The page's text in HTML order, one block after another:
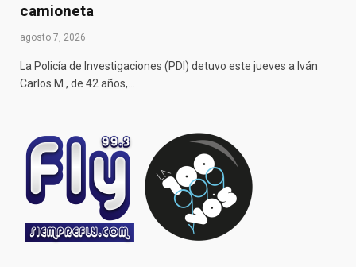
camioneta
agosto 7, 2026
La Policía de Investigaciones (PDI) detuvo este jueves a Iván
Carlos M., de 42 años,…